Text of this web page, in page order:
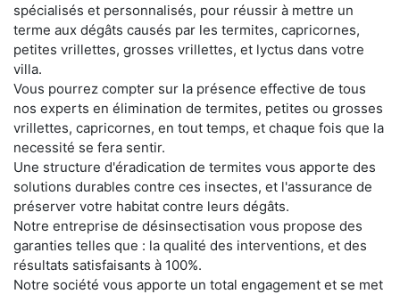
spécialisés et personnalisés, pour réussir à mettre un
terme aux dégâts causés par les termites, capricornes,
petites vrillettes, grosses vrillettes, et lyctus dans votre
villa.
Vous pourrez compter sur la présence effective de tous
nos experts en élimination de termites, petites ou grosses
vrillettes, capricornes, en tout temps, et chaque fois que la
necessité se fera sentir.
Une structure d'éradication de termites vous apporte des
solutions durables contre ces insectes, et l'assurance de
préserver votre habitat contre leurs dégâts.
Notre entreprise de désinsectisation vous propose des
garanties telles que : la qualité des interventions, et des
résultats satisfaisants à 100%.
Notre société vous apporte un total engagement et se met